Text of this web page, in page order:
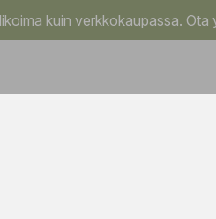
kuin verkkokaupassa.